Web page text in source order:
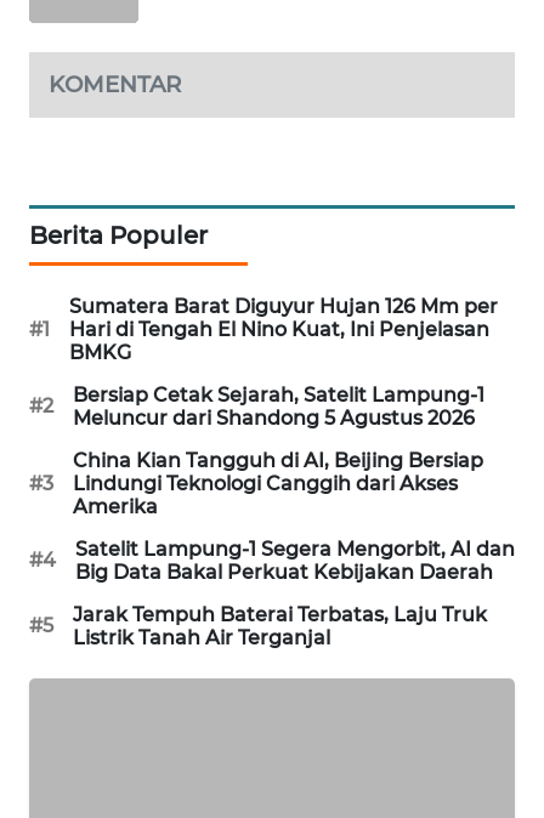
KOMENTAR
Berita Populer
#1
Sumatera Barat Diguyur Hujan 126 Mm per
Hari di Tengah El Nino Kuat, Ini Penjelasan
BMKG
#2
Bersiap Cetak Sejarah, Satelit Lampung-1
Meluncur dari Shandong 5 Agustus 2026
#3
China Kian Tangguh di AI, Beijing Bersiap
Lindungi Teknologi Canggih dari Akses
Amerika
#4
Satelit Lampung-1 Segera Mengorbit, AI dan
Big Data Bakal Perkuat Kebijakan Daerah
#5
Jarak Tempuh Baterai Terbatas, Laju Truk
Listrik Tanah Air Terganjal
WAHANA
SELEB
WAHANA
WAHANA
OTOMOTIF
WAHANA
HEALTH
WAHANA
DESA
LAPAK
Network
KONSUMEN